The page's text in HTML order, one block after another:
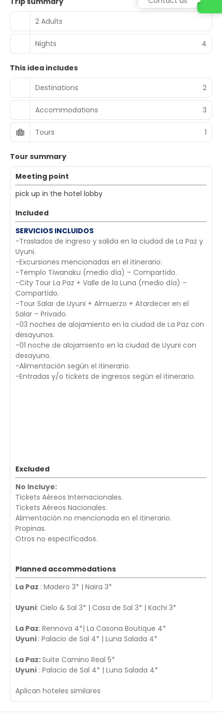
2 Adults
Nights 4
This idea includes
Destinations
2
Accommodations 3
Tours 1
Tour summary
Meeting point
pick up in the hotel lobby
Included
SERVICIOS INCLUIDOS
-Traslados de ingreso y salida en la ciudad de La Paz y
Uyuni.
-Excursiones mencionadas en el itinerario:
-Templo Tiwanaku (medio día) – Compartido.
-City Tour La Paz + Valle de la Luna (medio día) –
Compartido.
-Tour Salar de Uyuni + Almuerzo + Atardecer en el
Salar – Privado.
-03 noches de alojamiento en la ciudad de La Paz con
desayunos.
-01 noche de alojamiento en la ciudad de Uyuni con
desayuno.
-Alimentación según el itinerario.
-Entradas y/o tickets de ingresos según el itinerario.
Excluded
No Incluye:
Tickets Aéreos Internacionales.
Tickets Aéreos Nacionales.
Alimentación no mencionada en el itinerario.
Propinas.
Otros no especificados.
Planned accommodations
La Paz : Madero 3* | Naira 3*
Uyuni: Cielo & Sal 3* | Casa de Sal 3* | Kachi 3*
La Paz: Rennova 4*| La Casona Boutique 4*
Uyuni : Palacio de Sal 4* | Luna Salada 4*
La Paz:Suite Camino Real 5*
Uyuni : Palacio de Sal 4* | Luna Salada 4*
Aplican hoteles similares